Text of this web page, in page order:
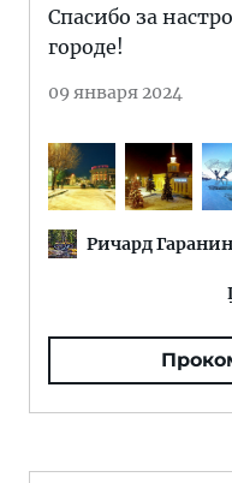
Спасибо за
городе!
09 января 2024
Ричард Гаранин